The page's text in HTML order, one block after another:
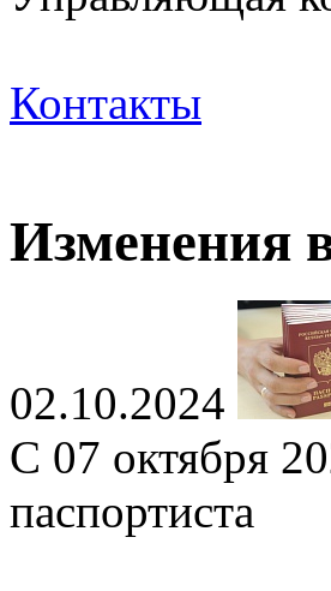
Контакты
Изменения
02.10.2024
С 07 октября
паспортиста